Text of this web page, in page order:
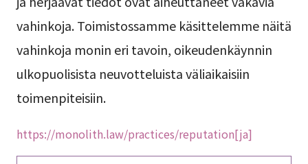
vahinkoja. Toimistossamme käsittelemme näitä
vahinkoja monin eri tavoin, oikeudenkäynnin
ulkopuolisista neuvotteluista väliaikaisiin
toimenpiteisiin.
https://monolith.law/practices/reputation[ja]